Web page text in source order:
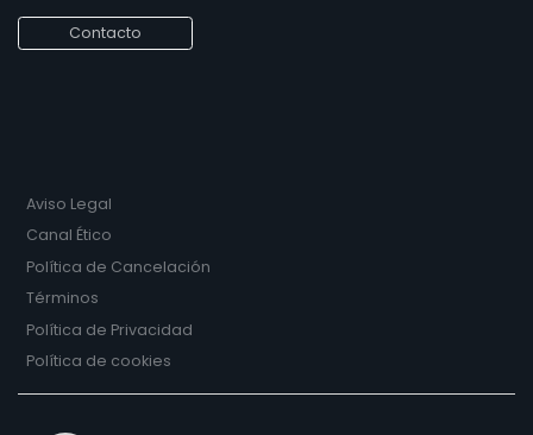
Contacto
Aviso Legal
Canal Ético
Política de Cancelación
Términos
Política de Privacidad
Política de cookies